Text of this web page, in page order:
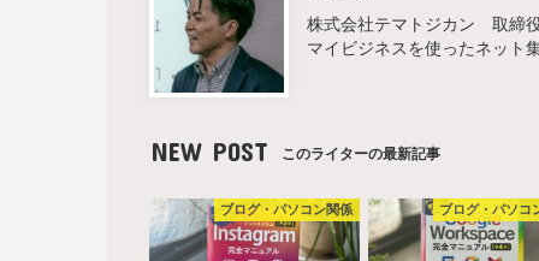
株式会社テマトジカン 取締
マイビジネスを使ったネット
NEW POST このライターの最新記事
ブログ・パソコン関係 ブログ・パソコ